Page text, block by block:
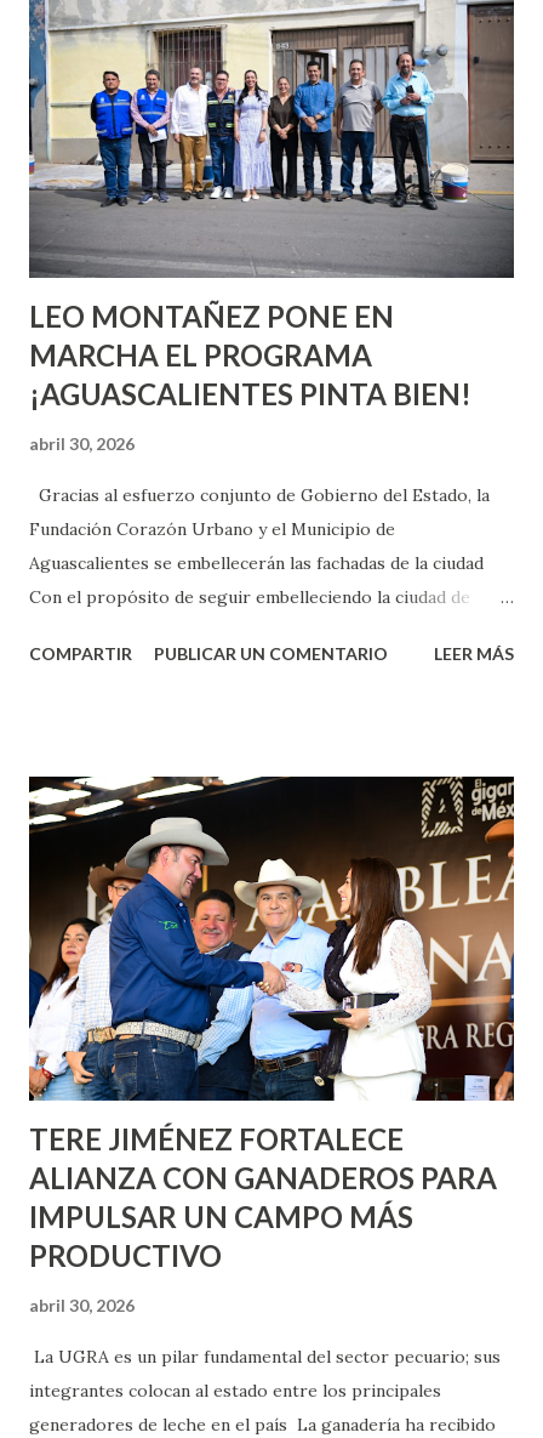
quienes ya han tenido relaciones sexuales no son expertos
o expertas en el tema. Siempre hay algo nuevo que
aprender y nuevas experiencias que conocer. Si eres una
chica y aún no has tenido relaciones sexuales, tal vez
pienses que el sexo será increíble y no puedas esperar para
experimentarlo, pero como cualquier persona con
experiencia te dirá, siempre es mejor cuando ambas partes
son suficientemen...
LEO MONTAÑEZ PONE EN
MARCHA EL PROGRAMA
¡AGUASCALIENTES PINTA BIEN!
abril 30, 2026
Gracias al esfuerzo conjunto de Gobierno del Estado, la
Fundación Corazón Urbano y el Municipio de
Aguascalientes se embellecerán las fachadas de la ciudad
Con el propósito de seguir embelleciendo la ciudad de
municipal, Leo Montañez dio inicio al programa
Corazón Urbano y el Municipio capital. Leo Montañez
informó que en este programa se usarán cerca de 90 mil
metros cuadrados de pintura, para dar inicio en la calle
Nieto, entre Jesús F. Elizondo y la calle 22 de Octubre, con
lo que se aplicará pintura en 66 casas. Posteriormente se
llevará este programa a Villas de Nuestra Señora de la
Asunción, Avenida Alameda y Decreto 27 de Septiembre, en
los edificios FOVISSSTE Ojo de Agua, en la comunidad
Norias de Paso Hondo y en los edificios de...
COMPARTIR PUBLICAR UN COMENTARIO LEER MÁS
TERE JIMÉNEZ FORTALECE
ALIANZA CON GANADEROS PARA
IMPULSAR UN CAMPO MÁS
PRODUCTIVO
abril 30, 2026
La UGRA es un pilar fundamental del sector pecuario; sus
integrantes colocan al estado entre los principales
generadores de leche en el país La ganadería ha recibido